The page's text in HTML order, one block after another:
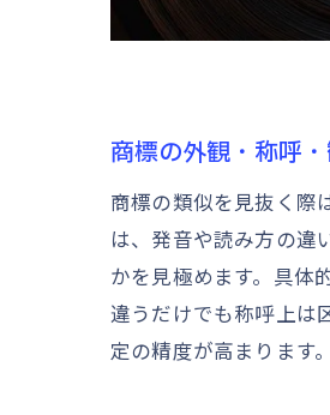
商標の外観・称呼
商標の類似を見抜く際
は、発音や読み方の違
かを見極めます。具体
違うだけでも称呼上は
定の精度が高まります。